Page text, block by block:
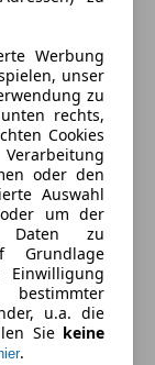
Werbung
unser
zu
rechts,
Cookies
oder den
Auswahl
um der
Daten zu
Grundlage
u.a. die
Sie keine
hier.